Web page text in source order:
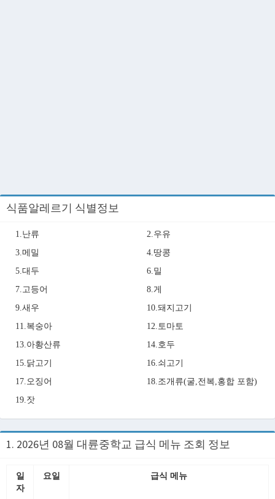
식품알레르기 식별정보
1.난류
2.우유
3.메밀
4.땅콩
5.대두
6.밀
7.고등어
8.게
9.새우
10.돼지고기
11.복숭아
12.토마토
13.아황산류
14.호두
15.닭고기
16.쇠고기
17.오징어
18.조개류(굴,전복,홍합 포함)
19.잣
1. 2026년 08월 대륜중학교 급식 메뉴 조회 정보
일
자
요일 급식 메뉴